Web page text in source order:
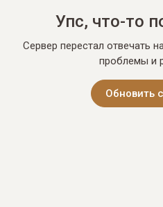
Упс, что-то
Сервер перестал отвечать
проблемы и
Обновить